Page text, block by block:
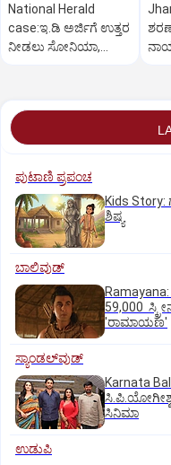
National Herald
case:ಇ.ಡಿ ಅರ್ಜಿಗೆ ಉತ್ತರ
ನೀಡಲು ಸೋನಿಯಾ,
ಪುಟಾಣಿ ಪ್ರಪಂಚ
Kids Story:
ಶಿಷ್ಯ
ಬಾಲಿವುಡ್‌
59,000
'ರಾಮಾಯಣ'
ಸ್ಯಾಂಡಲ್‌ವುಡ್‌
Karnata
ಸಿನಿಮಾ
ಉಡುಪಿ